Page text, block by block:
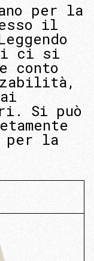
per la
il
ci si
conto
Si può
per la